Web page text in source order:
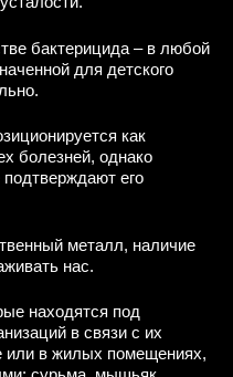
бактерицида – в любой
для детского
как
болезней, однако
его
металл, наличие
нас.
находятся под
в связи с их
или в жилых помещениях,